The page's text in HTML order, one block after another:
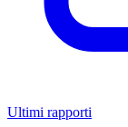
Ultimi rapporti